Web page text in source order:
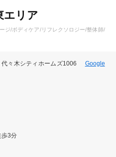
リア
ジ/ボディケア/リフレクソロジー/整体師/
々木シティホームズ1006 Google
3分